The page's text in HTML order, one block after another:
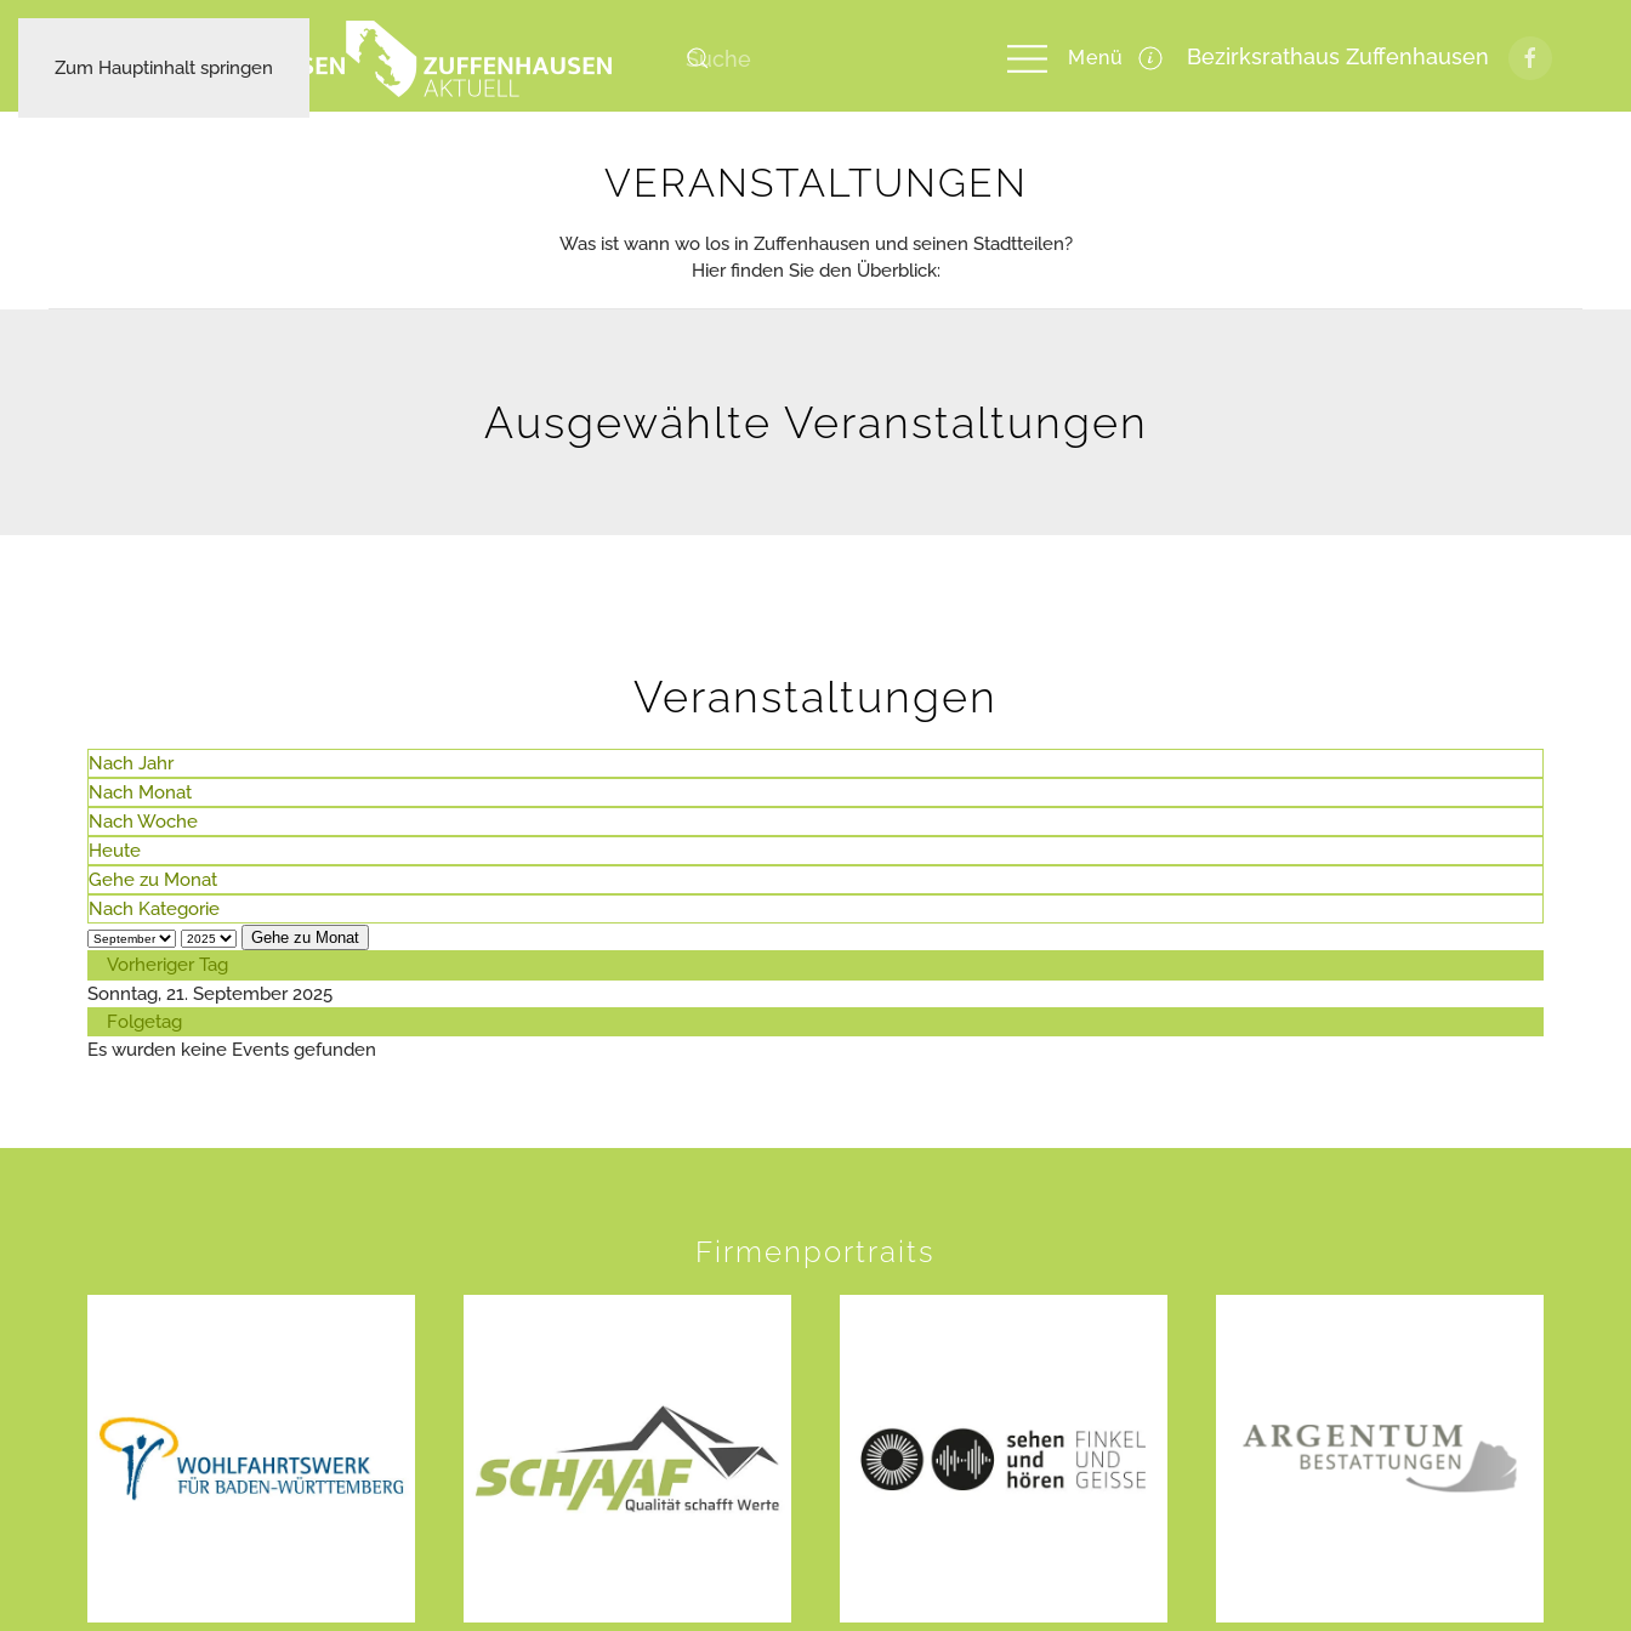
Zum Hauptinhalt springen Menü Bezirksrathaus Zuffenhausen
VERANSTALTUNGEN
Was ist wann wo los in Zuffenhausen und seinen Stadtteilen?
Hier finden Sie den Überblick:
Ausgewählte Veranstaltungen
Veranstaltungen
Nach Jahr
Nach Monat
Nach Woche
Heute
Gehe zu Monat
Nach Kategorie
Gehe zu Monat
Vorheriger Tag
Sonntag, 21. September 2025
Folgetag
Es wurden keine Events gefunden
Firmenportraits